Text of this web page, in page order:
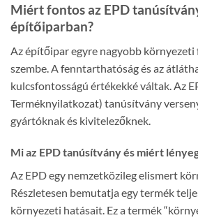
Miért fontos az EPD
építőiparban?
Az építőipar egyre nagyobb környezeti
szembe. A fenntarthatóság és az
kulcsfontosságú értékekké váltak. Az
Terméknyilatkozat) tanúsítvány
gyártóknak és kivitelezőknek.
Mi az EPD tanúsítvány és miért
Az EPD egy nemzetközileg elismert
Részletesen bemutatja egy termék
környezeti hatásait. Ez a termék